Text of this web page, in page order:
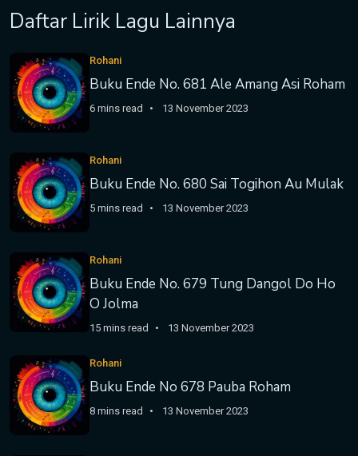
Daftar Lirik Lagu Lainnya
Rohani
Buku Ende No. 681 Ale Amang Asi Roham
6 mins read 13 November 2023
Rohani
Buku Ende No. 680 Sai Togihon Au Mulak
5 mins read 13 November 2023
Rohani
Buku Ende No. 679 Tung Dangol Do Ho
O Jolma
15 mins read 13 November 2023
Rohani
Buku Ende No 678 Pauba Roham
8 mins read 13 November 2023